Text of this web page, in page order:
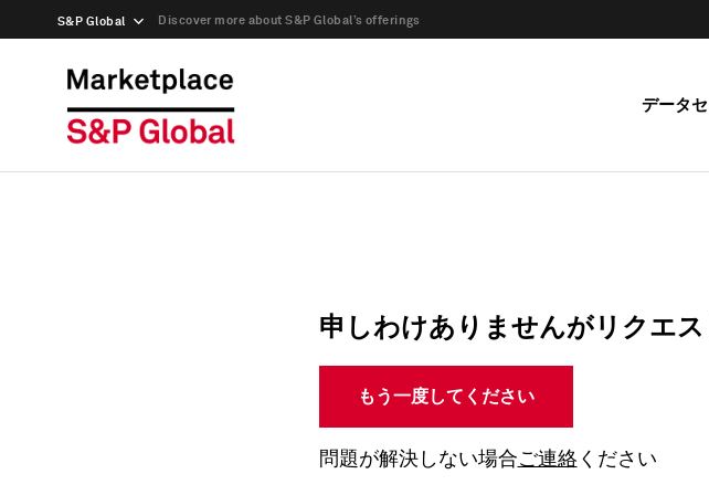
S&P Global Discover more about S&P Global’s offerings
データセ
申しわけありませんがリクエ
もう一度してください
問題が解決しない場合ご連絡 ください